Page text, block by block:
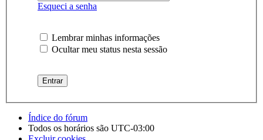
Esqueci a senha
Lembrar minhas informações
Ocultar meu status nesta sessão
Índice do fórum
Todos os horários são UTC-03:00